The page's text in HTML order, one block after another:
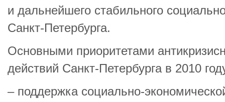
и дальнейшего стабильного
Санкт-Петербурга.
Основными приоритетами
действий Санкт-Петербурга в 2010
– поддержка социально-